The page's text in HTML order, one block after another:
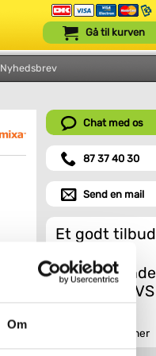
Om
Nyhedsbrev
Gå til kurven
Chat med os
87 37 40 30
Send en mail
Et godt tilbud
Indhent tilbud her